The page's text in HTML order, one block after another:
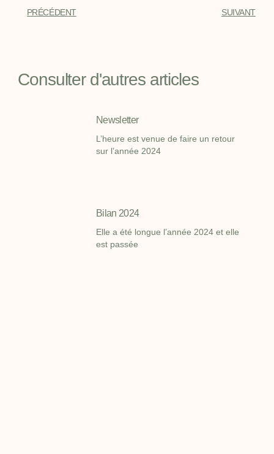
PRÉCÉDENT SUIVANT
Consulter d'autres articles
Newsletter
L’heure est venue de faire un retour
sur l’année 2024
Bilan 2024
Elle a été longue l’année 2024 et elle
est passée